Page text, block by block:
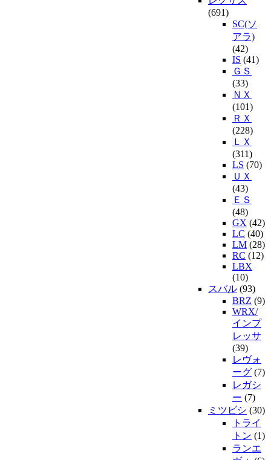
(691)
SC(ソ
アラ)
(42)
IS (41)
ＧＳ
(33)
ＮＸ
(101)
ＲＸ
(228)
ＬＸ
(311)
LS (70)
ＵＸ
(43)
ＥＳ
(48)
GX (42)
LC (40)
LM (28)
RC (12)
LBX
(10)
スバル (93)
BRZ (9)
WRX/
インプ
レッサ
(39)
レヴォ
ーグ (7)
レガシ
ー (7)
ミツビシ (30)
トライ
トン (1)
ランエ